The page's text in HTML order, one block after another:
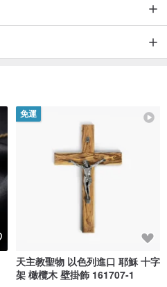
免運
天主教聖物 以色列進口 耶穌 十字
架 橄欖木 壁掛飾 161707-1